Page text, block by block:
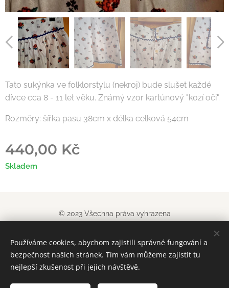
Tato sukýnka ve folklorstylu (nekroj) bude slušet každé
dívce cca 8 - 11 let věku. Známý vzor kartúnový "kozí oči".
Rozměry: šířka pasu 38cm x délka celková 54cm
440,00 Kč
Skladem
© 2023 Všechna práva vyhrazena
Vytvořeno službou Webnode Cookies
Používáme cookies, abychom zajistili správné fungování a
bezpečnost našich stránek. Tím vám můžeme zajistit tu
nejlepší zkušenost při jejich návštěvě.